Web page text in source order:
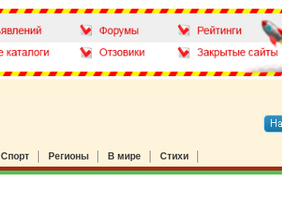
Спорт Регионы В мире Стихи